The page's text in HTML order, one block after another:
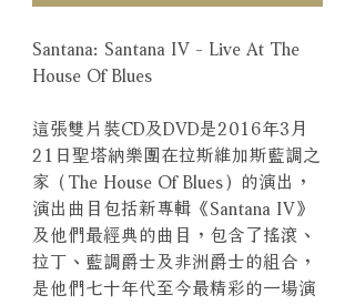
Santana: Santana IV - Live At The
House Of Blues
這張雙片裝CD及DVD是2016年3月
21日聖塔納樂團在拉斯維加斯藍調之
家（The House Of Blues）的演出，
演出曲目包括新專輯《Santana IV》
及他們最經典的曲目，包含了搖滾、
拉丁、藍調爵士及非洲爵士的組合，
是他們七十年代至今最精彩的一場演